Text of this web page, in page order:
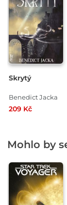
Skrytý
Benedict Jacka
209 Kč
Mohlo by